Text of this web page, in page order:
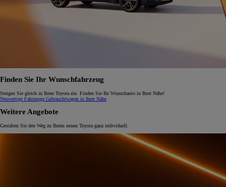
Finden Sie Ihr Wunschfahrzeug
Steigen Sie gleich in Ihren Toyota ein. Finden Sie Ihr Wunschauto in Ihrer Nähe!
Neuwertige Fahrzeuge Gebrauchtwagen in Ihrer Nähe
Weitere Angebote
Gestalten Sie den Weg zu Ihrem neuen Toyota ganz individuell.